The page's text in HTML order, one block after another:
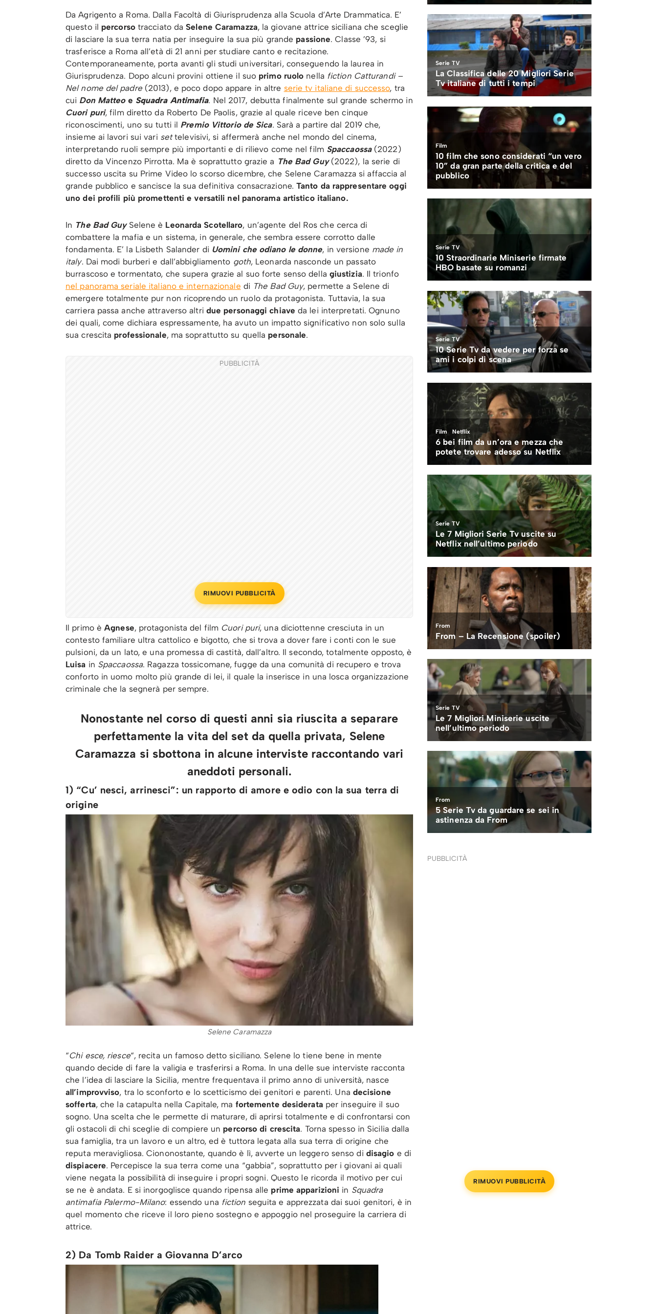
Da Agrigento a Roma. Dalla Facoltà di Giurisprudenza alla Scuola d’Arte Drammatica. E’
questo il percorsotracciato daSelene Caramazza, la giovane attrice siciliana che sceglie
di lasciare la sua terra natia per inseguire la sua più grande passione. Classe ’93, si
trasferisce a Roma all’età di 21 anni per studiare canto e recitazione.
Contemporaneamente, porta avanti gli studi universitari, conseguendo la laurea in
Giurisprudenza. Dopo alcuni provini ottiene il suo primo ruolo nella fiction Catturandi –
Nel nome del padre (2013), e poco dopo appare in altre serie tv italiane di successo, tra
cui Don Matteoe Squadra Antimafia. Nel 2017, debutta finalmente sul grande schermo in
Cuori puri, film diretto da Roberto De Paolis, grazie al quale riceve ben cinque
riconoscimenti, uno su tutti il Premio Vittorio de Sica. Sarà a partire dal 2019 che,
insieme ai lavori sui vari settelevisivi, si affermerà anche nel mondo del cinema,
interpretando ruoli sempre più importanti e di rilievo come nel film Spaccaossa(2022)
diretto da Vincenzo Pirrotta. Ma è soprattutto grazie a The Bad Guy(2022), la serie di
successo uscita su Prime Video lo scorso dicembre, che Selene Caramazza si affaccia al
grande pubblico e sancisce la sua definitiva consacrazione.Tanto da rappresentare oggi
uno dei profili più promettenti e versatili nel panorama artistico italiano.
In The Bad GuySelene è Leonarda Scotellaro, un’agente del Ros che cerca di
combattere la mafia e un sistema, in generale, che sembra essere corrotto dalle
fondamenta. E’ la Lisbeth Salander di Uomini che odiano le donne, in versione made in
italy. Dai modi burberi e dall’abbigliamento goth, Leonarda nasconde un passato
burrascoso e tormentato, che supera grazie al suo forte senso della giustizia. Il trionfo
nel panorama seriale italiano e internazionale di The Bad Guy, permette a Selene di
emergere totalmente pur non ricoprendo un ruolo da protagonista. Tuttavia, la sua
carriera passa anche attraverso altri due personaggi chiaveda lei interpretati. Ognuno
dei quali, come dichiara espressamente, ha avuto un impatto significativo non solo sulla
sua crescita professionale, ma soprattutto su quella personale.
PUBBLICITÀ
RIMUOVI PUBBLICITÀ
Il primo èAgnese, protagonista del film Cuori puri, una diciottenne cresciuta in un
contesto familiare ultra cattolico e bigotto, che si trova a dover fare i conti con le sue
pulsioni, da un lato, e una promessa di castità, dall’altro. Il secondo, totalmente opposto, è
Luisa in Spaccaossa. Ragazza tossicomane, fugge da una comunità di recupero e trova
conforto in uomo molto più grande di lei, il quale la inserisce in una losca organizzazione
criminale che la segnerà per sempre.
Nonostante nel corso di questi anni sia riuscita a separare
perfettamente la vita del set da quella privata, Selene
Caramazza si sbottona in alcune interviste raccontando vari
aneddoti personali.
1) “Cu’ nesci, arrinesci”: un rapporto di amore e odio con la sua terra di
origine
Selene Caramazza
“Chi esce, riesce“, recita un famoso detto siciliano. Selene lo tiene bene in mente
quando decide di fare la valigia e trasferirsi a Roma. In una delle sue interviste racconta
che l’idea di lasciare la Sicilia, mentre frequentava il primo anno di università, nasce
all’improvviso, tra lo sconforto e lo scetticismo dei genitori e parenti. Una decisione
sofferta, che la catapulta nella Capitale, ma fortemente desiderata per inseguire il suo
sogno. Una scelta che le permette di maturare, di aprirsi totalmente e di confrontarsi con
gli ostacoli di chi sceglie di compiere un percorso di crescita. Torna spesso in Sicilia dalla
sua famiglia, tra un lavoro e un altro, ed è tuttora legata alla sua terra di origine che
reputa meravigliosa. Ciononostante, quando è lì, avverte un leggero senso di disagio e di
dispiacere. Percepisce la sua terra come una “gabbia”, soprattutto per i giovani ai quali
viene negata la possibilità di inseguire i propri sogni. Questo le ricorda il motivo per cui
se ne è andata. E si inorgoglisce quando ripensa alle prime apparizioni in Squadra
antimafia Palermo-Milano: essendo una fiction seguita e apprezzata dai suoi genitori, è in
quel momento che riceve il loro pieno sostegno e appoggio nel proseguire la carriera di
attrice.
2) Da Tomb Raider a Giovanna D’arco
PUBBLICITÀ
RIMUOVI PUBBLICITÀ